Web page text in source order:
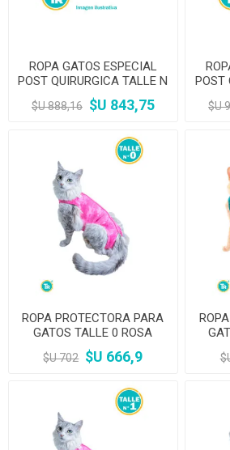
ROPA GATOS ESPECIAL
POST QUIRURGICA TALLE N
3
$U 888,16 $U 843,75
POST
$U
ROPA PROTECTORA PARA
GATOS TALLE 0 ROSA
$U 702 $U 666,9